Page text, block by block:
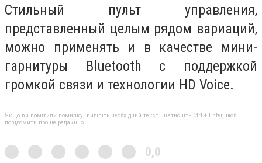
Стильный пульт управления,
представленный целым рядом вариаций,
можно применять и в качестве мини-
гарнитуры Bluetooth с поддержкой
громкой связи и технологии HD Voice.
Якщо ви помітили помилку, виділіть необхідний текст і натисніть Ctrl + Enter, щоб
повідомити про це редакцію
0,0